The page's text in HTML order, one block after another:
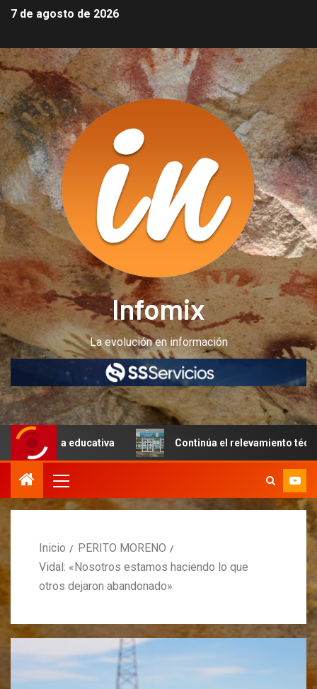
7 de agosto de 2026
Infomix
La evolución en información
educativa Continúa el relevamiento técnico en
Inicio
PERITO MORENO
Vidal: «Nosotros estamos haciendo lo que
otros dejaron abandonado»